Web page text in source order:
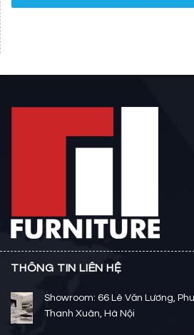
THÔNG TIN LIÊN HỆ
Showroom: 66 Lê Văn Lương,
Thanh Xuân, Hà Nội